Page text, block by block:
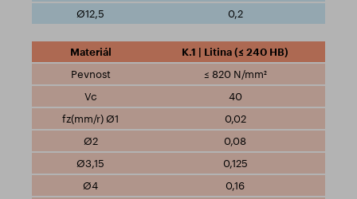
0,2
K.1 | Litina (≤ 240 HB)
≤ 820 N/mm²
40
0,02
0,08
0,125
0,16